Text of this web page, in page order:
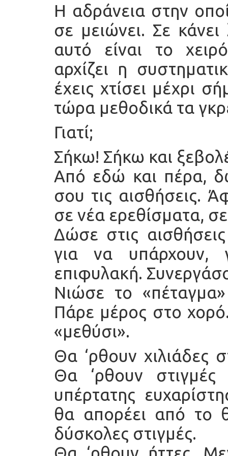
Η αδράνεια στην
σε μειώνει. Σε κάνει
αυτό είναι το
αρχίζει η
έχεις χτίσει μέχρι
τώρα μεθοδικά τα
Γιατί;
Σήκω! Σήκω και
Από εδώ και πέρα,
σου τις αισθήσεις.
σε νέα ερεθίσματα, σε
Δώσε στις
για να υπάρχουν,
επιφυλακή.
Νιώσε το
Πάρε μέρος στο
«μεθύσι».
Θα ‘ρθουν χιλιάδες
Θα ‘ρθουν
υπέρτατης
θα απορέει από το
δύσκολες στιγμές.